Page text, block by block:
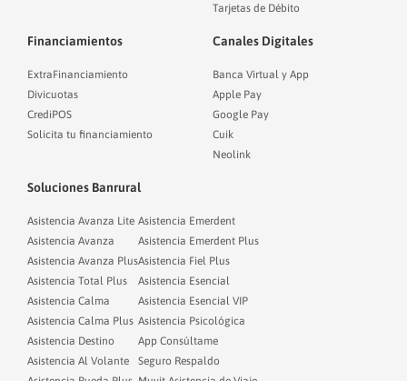
Tarjetas de Débito
Financiamientos
ExtraFinanciamiento
Divicuotas
CrediPOS
Solicita tu financiamiento
Canales Digitales
Banca Virtual y App
Apple Pay
Google Pay
Cuik
Neolink
Soluciones Banrural
Asistencia Avanza Lite
Asistencia Avanza
Asistencia Avanza Plus
Asistencia Total Plus
Asistencia Calma
Asistencia Calma Plus
Asistencia Destino
Asistencia Al Volante
Asistencia Emerdent
Asistencia Emerdent Plus
Asistencia Fiel Plus
Asistencia Esencial
Asistencia Esencial VIP
Asistencia Psicológica
App Consúltame
Seguro Respaldo